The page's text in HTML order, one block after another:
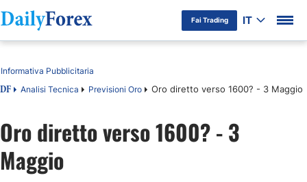
Fai Trading IT
Indice
DF Analisi Tecnica Previsioni Oro Oro diretto verso 1600? - 3 Maggio
Informativa Pubblicitaria
Oro diretto verso 1600? - 3
Maggio